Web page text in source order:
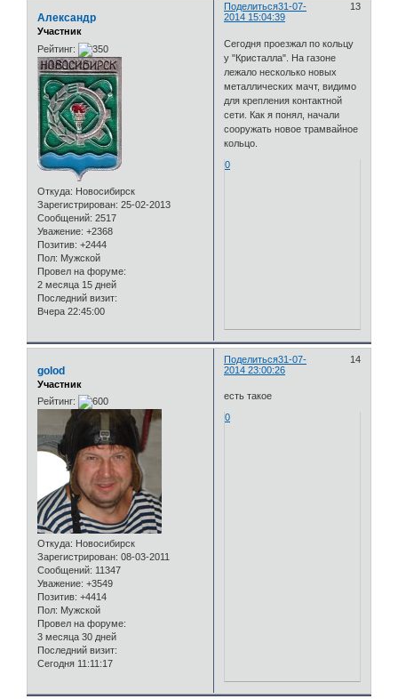
Поделиться 13
31-07-
2014 15:04:39
Александр
Участник
Рейтинг:
Откуда: Новосибирск
Зарегистрирован: 25-02-2013
Сообщений: 2517
Уважение: +2368
Позитив: +2444
Пол: Мужской
Провел на форуме:
2 месяца 15 дней
Последний визит:
Вчера 22:45:00
Сегодня проезжал по кольцу
у "Кристалла". На газоне
лежало несколько новых
металлических мачт, видимо
для крепления контактной
сети. Как я понял, начали
сооружать новое трамвайное
кольцо.
0
Поделиться 14
31-07-
2014 23:00:26
golod
Участник
Рейтинг:
Откуда: Новосибирск
Зарегистрирован: 08-03-2011
Сообщений: 11347
Уважение: +3549
Позитив: +4414
Пол: Мужской
Провел на форуме:
3 месяца 30 дней
Последний визит:
Сегодня 11:11:17
есть такое
0